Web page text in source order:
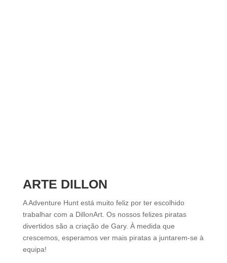
ARTE DILLON
A Adventure Hunt está muito feliz por ter escolhido
trabalhar com a DillonArt. Os nossos felizes piratas
divertidos são a criação de Gary. À medida que
crescemos, esperamos ver mais piratas a juntarem-se à
equipa!